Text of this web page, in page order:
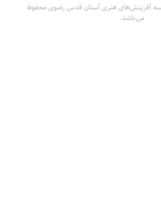
آفرینش‌های هنری آستان قدس رضوی محفوظ
می‌باشد.